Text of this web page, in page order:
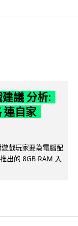
議 分析:
連自家
戲玩家要為電腦配
出的 8GB RAM 入